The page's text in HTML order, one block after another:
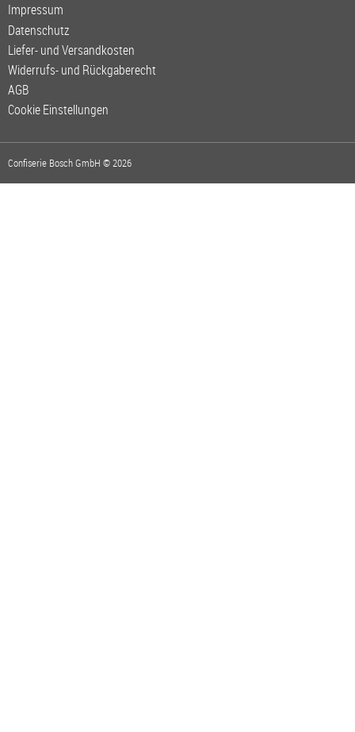
Impressum
Datenschutz
Liefer- und Versandkosten
Widerrufs- und Rückgaberecht
AGB
Cookie Einstellungen
Confiserie Bosch GmbH © 2026